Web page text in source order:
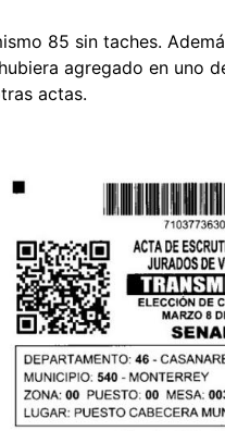
85 sin taches.
agregado en uno
actas.